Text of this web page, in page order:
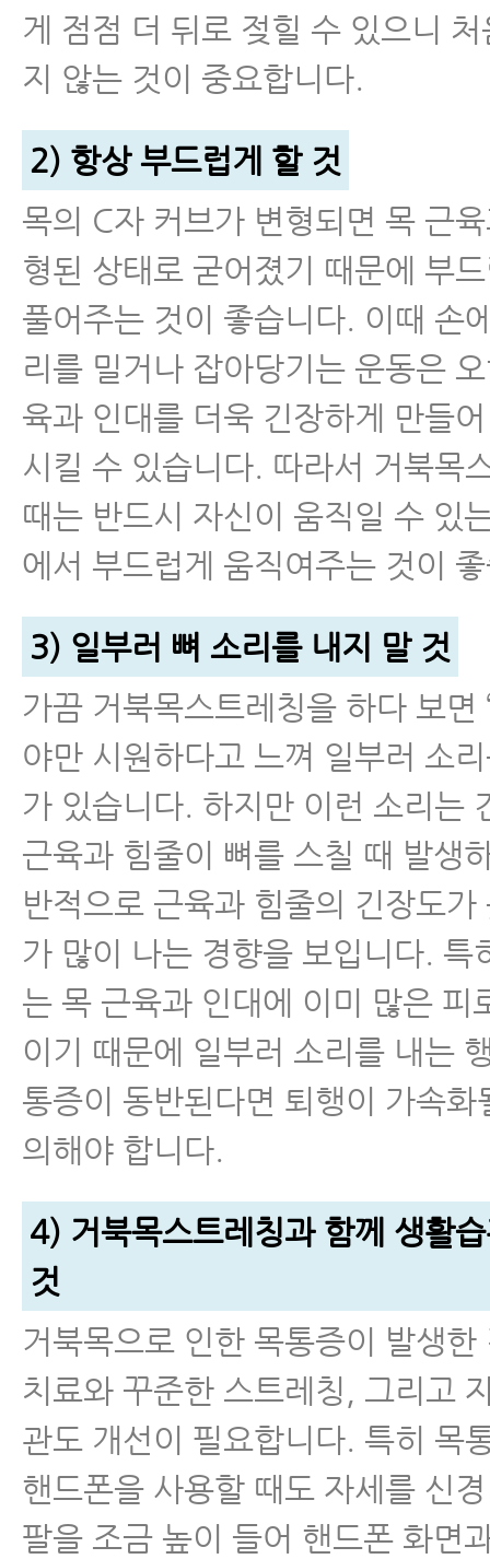
게 점점 더 뒤로 젖힐 수 있으니
지 않는 것이 중요합니다.
2) 항상 부드럽게 할 것
목의 C자 커브가 변형되면 목 근
형된 상태로 굳어졌기 때문에 부
풀어주는 것이 좋습니다. 이때 손
리를 밀거나 잡아당기는 운동은
육과 인대를 더욱 긴장하게 만들
시킬 수 있습니다. 따라서 거북목
때는 반드시 자신이 움직일 수 있
에서 부드럽게 움직여주는 것이
3) 일부러 뼈 소리를 내지 말 것
가끔 거북목스트레칭을 하다 보면
야만 시원하다고 느껴 일부러 소
가 있습니다. 하지만 이런 소리는
근육과 힘줄이 뼈를 스칠 때 발생
반적으로 근육과 힘줄의 긴장도가
가 많이 나는 경향을 보입니다. 특
는 목 근육과 인대에 이미 많은 피
이기 때문에 일부러 소리를 내는
통증이 동반된다면 퇴행이 가속화
의해야 합니다.
4) 거북목스트레칭과 함께 생활
것
거북목으로 인한 목통증이 발생한
치료와 꾸준한 스트레칭, 그리고
관도 개선이 필요합니다. 특히 목
핸드폰을 사용할 때도 자세를 신
팔을 조금 높이 들어 핸드폰 화면